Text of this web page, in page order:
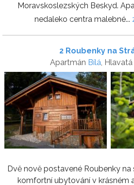
Moravskoslezských Beskyd.
nedaleko centra malebné...
2 Roubenky na
Apartmán Bílá, Hlavatá
Dvě nově postavené Roubenky
komfortní ubytování v krásném